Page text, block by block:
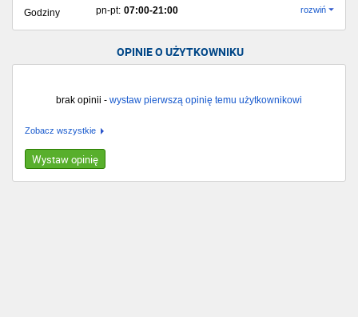
Godziny pn-pt: 07:00-21:00 rozwiń
OPINIE O UŻYTKOWNIKU
brak opinii - wystaw pierwszą opinię temu użytkownikowi
Zobacz wszystkie
Wystaw opinię